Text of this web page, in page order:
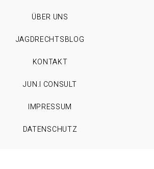
ÜBER UNS
JAGDRECHTSBLOG
KONTAKT
JUN.I CONSULT
IMPRESSUM
DATENSCHUTZ